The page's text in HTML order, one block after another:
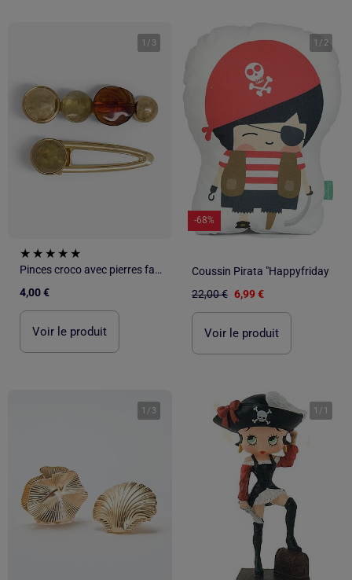
1 / 3
Pinces croco avec pierres fantaisies
4,00 €
Voir le produit
1 / 2
-68%
Coussin Pirata "Happyfriday
22,00 € 6,99 €
Voir le produit
1 / 3 1 / 1